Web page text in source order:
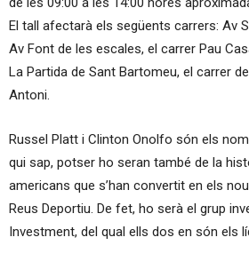
El tall afectarà els següents carrers: Av
Av Font de les escales, el carrer Pau
La Partida de Sant Bartomeu, el carrer
Antoni.
Russel Platt i Clinton Onolfo són els
qui sap, potser ho seran també de la
americans que s’han convertit en els
Reus Deportiu. De fet, ho serà el grup
Investment, del qual ells dos en són els